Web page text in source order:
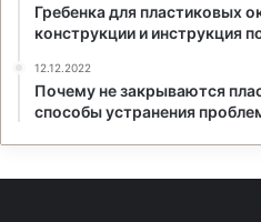
Гребенка для пластиковых
конструкции и инструкция
12.12.2022
Почему не закрываются
способы устранения